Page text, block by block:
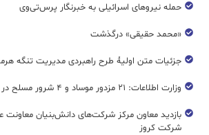
حمله نیروهای اسرائیلی به خبرنگار پرس‌تی‌وی
«محمد حقیقی» درگذشت
جزئیات متن اولیۀ طرح راهبردی مدیریت تنگه
وزارت اطلاعات: ۲۱ مزدور موساد و ۴ شرور مسلح در کرمان بازداشت شدند
بازدید معاون مرکز شرکت‌های دانش‌بنیان معاونت
شرکت کروز